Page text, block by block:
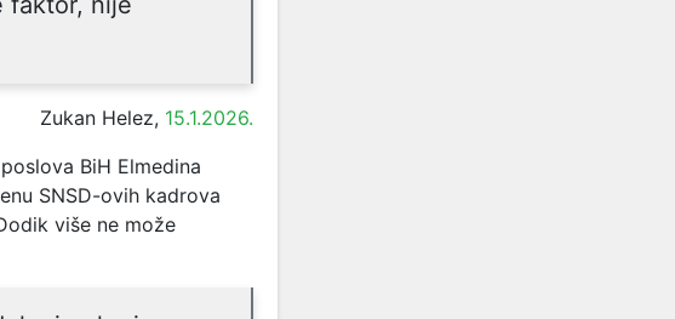
Zukan Helez, 15.1.2026.
BiH Elmedina
SNSD-ovih kadrova
više ne može